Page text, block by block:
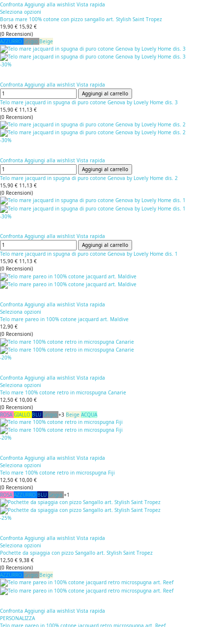
Confronta Aggiungi alla wishlist Vista rapida
Seleziona opzioni
Borsa mare 100% cotone con pizzo sangallo art. Stylish Saint Tropez
19,90 € 15,92 €
(0 Recensioni)
AZZURRO Grigio Beige
-30%
Confronta Aggiungi alla wishlist Vista rapida
Aggiungi al carrello
Telo mare jacquard in spugna di puro cotone Genova by Lovely Home dis. 3
15,90 € 11,13 €
(0 Recensioni)
-30%
Confronta Aggiungi alla wishlist Vista rapida
Aggiungi al carrello
Telo mare jacquard in spugna di puro cotone Genova by Lovely Home dis. 2
15,90 € 11,13 €
(0 Recensioni)
-30%
Confronta Aggiungi alla wishlist Vista rapida
Aggiungi al carrello
Telo mare jacquard in spugna di puro cotone Genova by Lovely Home dis. 1
15,90 € 11,13 €
(0 Recensioni)
Confronta Aggiungi alla wishlist Vista rapida
Seleziona opzioni
Telo mare pareo in 100% cotone jacquard art. Maldive
12,90 €
(0 Recensioni)
-20%
Confronta Aggiungi alla wishlist Vista rapida
Seleziona opzioni
Telo mare 100% cotone retro in microspugna Canarie
12,50 € 10,00 €
(0 Recensioni)
ROSA GIALLO BLU Grigio +3 Beige ACQUA
-20%
Confronta Aggiungi alla wishlist Vista rapida
Seleziona opzioni
Telo mare 100% cotone retro in microspugna Fiji
12,50 € 10,00 €
(0 Recensioni)
ROSA AZZURRO BLU Grigio +1
-25%
Confronta Aggiungi alla wishlist Vista rapida
Seleziona opzioni
Pochette da spiaggia con pizzo Sangallo art. Stylish Saint Tropez
12,50 € 9,38 €
(0 Recensioni)
AZZURRO Grigio Beige
Confronta Aggiungi alla wishlist Vista rapida
PERSONALIZZA